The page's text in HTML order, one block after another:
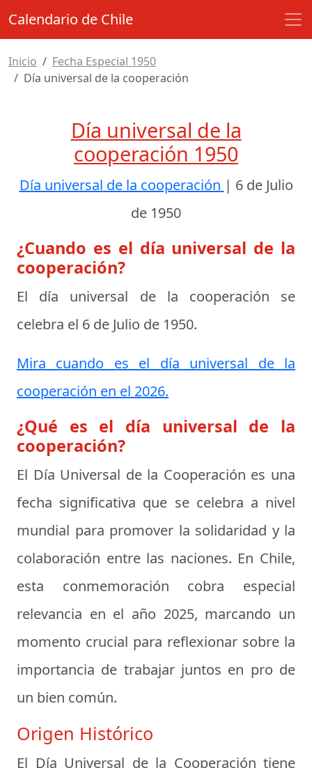
Calendario de Chile
Inicio
Fecha Especial 1950
Día universal de la cooperación
Día universal de la
cooperación 1950
Día universal de la cooperación | 6 de Julio
de 1950
¿Cuando es el día universal de la
cooperación?
El día universal de la cooperación se
celebra el 6 de Julio de 1950.
Mira cuando es el día universal de la
cooperación en el 2026.
¿Qué es el día universal de la
cooperación?
El Día Universal de la Cooperación es una
fecha significativa que se celebra a nivel
mundial para promover la solidaridad y la
colaboración entre las naciones. En Chile,
esta conmemoración cobra especial
relevancia en el año 2025, marcando un
momento crucial para reflexionar sobre la
importancia de trabajar juntos en pro de
un bien común.
Origen Histórico
El Día Universal de la Cooperación tiene